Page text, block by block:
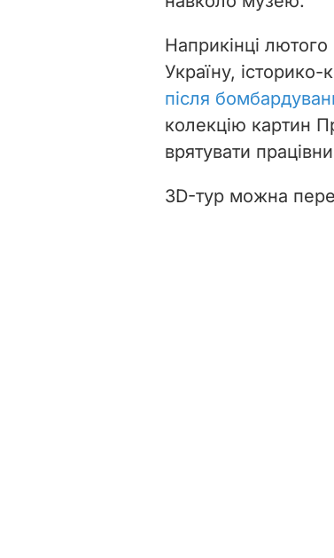
Наприкінці
Україну, історико-
після
колекцію картин
врятувати
3D-тур можна